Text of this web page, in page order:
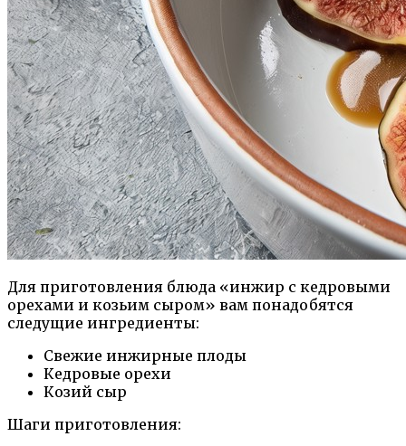
Для приготовления блюда «инжир с кедровыми
орехами и козьим сыром» вам понадобятся
следущие ингредиенты:
Свежие инжирные плоды
Кедровые орехи
Козий сыр
Шаги приготовления: